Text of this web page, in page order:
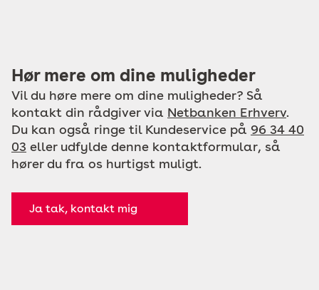
Hør mere om dine muligheder
Vil du høre mere om dine muligheder? Så
kontakt din rådgiver via Netbanken Erhverv.
Du kan også ringe til Kundeservice på 96 34 40
03 eller udfylde denne kontaktformular, så
hører du fra os hurtigst muligt.
Ja tak, kontakt mig